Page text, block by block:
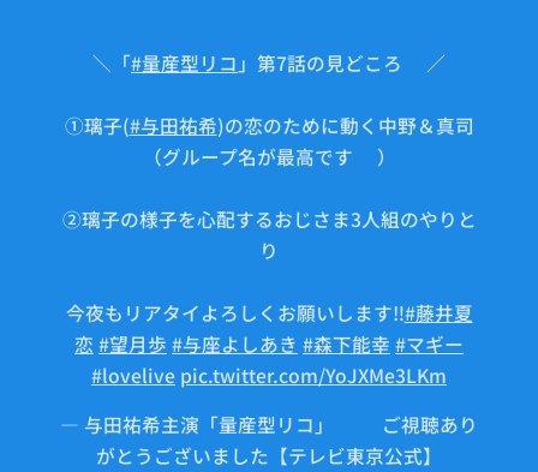
＼「#量産型リコ 」第7話の見どころ🤖／
①璃子(#与田祐希)の恋のために動く中野＆真司
（グループ名が最高です✨）
②璃子の様子を心配するおじさま3人組のやりと
り
今夜もリアタイよろしくお願いします‼️#藤井夏
恋 #望月歩 #与座よしあき #森下能幸 #マギー
#lovelive pic.twitter.com/YoJXMe3LKm
— 与田祐希主演「量産型リコ」🤖⚙ご視聴あり
がとうございました【テレビ東京公式】